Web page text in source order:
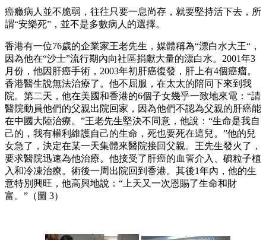
癌癥病人並不脆弱，往往只要一息尚存，就要堅持活下去，所
謂“安樂死”，並不是多數病人的選擇。
香港有一位76歲的企業家王老先生，媒體稱為“漂白水大王“，
因為他在“沙士”流行期內向社區捐獻大量的漂白水。2001年3
月份，他因肝癌手術，2003年初肝癌復發，肝上有4個癌瘤。
香港醫生說無法治療了。他不屈服，在太太的陪同下來到我
院。第二天，他在美國和香港的6個子女幾乎一致地來電：“請
醫院動員他們的父親出院回家，因為他們不認為父親的肝癌能
在中國大陸治療。”王老先生堅決不同意，他說：“生命是我自
己的，我有權利維護自己的生命，死也要死在這兒。”他的兒
女急了，決定在某一天集體來醫院接回父親。王先生發火了，
要求醫院迅速為他治療。他接受了肝癌的血管介入、碘粒子植
入和冷凍治療。術後一周出院回到香港。其後1年內，他的生
意特別興旺，他高興地說：“上天又一次恩賜了生命和財
富。”（圖 3）